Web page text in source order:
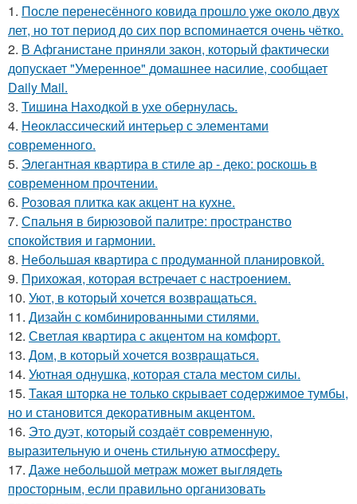
1. После перенесённого ковида прошло уже около двух
лет, но тот период до сих пор вспоминается очень чётко.
2. В Афганистане приняли закон, который фактически
допускает "Умеренное" домашнее насилие, сообщает
Daily Mail.
3. Тишина Находкой в ухе обернулась.
4. Неоклассический интерьер с элементами
современного.
5. Элегантная квартира в стиле ар - деко: роскошь в
современном прочтении.
6. Розовая плитка как акцент на кухне.
7. Спальня в бирюзовой палитре: пространство
спокойствия и гармонии.
8. Небольшая квартира с продуманной планировкой.
9. Прихожая, которая встречает с настроением.
10. Уют, в который хочется возвращаться.
11. Дизайн с комбинированными стилями.
12. Светлая квартира с акцентом на комфорт.
13. Дом, в который хочется возвращаться.
14. Уютная однушка, которая стала местом силы.
15. Такая шторка не только скрывает содержимое тумбы,
но и становится декоративным акцентом.
16. Это дуэт, который создаёт современную,
выразительную и очень стильную атмосферу.
17. Даже небольшой метраж может выглядеть
просторным, если правильно организовать